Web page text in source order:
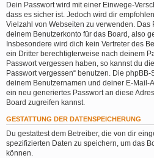
Dein Passwort wird mit einer Einwege-
dass es sicher ist. Jedoch wird dir
Vielzahl von Webseiten zu verwenden. Das
deinem Benutzerkonto für das Board, also
Insbesondere wird dich kein Vertreter des
ein Dritter berechtigterweise nach deinem
Passwort vergessen haben, so kannst du
Passwort vergessen“ benutzen. Die
deinem Benutzernamen und deiner E-Mail-
ein neu generiertes Passwort an diese
Board zugreifen kannst.
GESTATTUNG DER DATENSPEICHERUNG
Du gestattest dem Betreiber, die von dir
spezifizierten Daten zu speichern, um das
können.